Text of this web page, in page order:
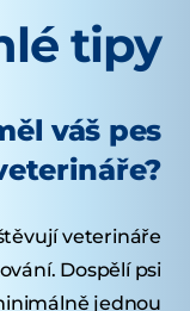
tipy
váš pes
veterináře
Dospělí psi
jednou